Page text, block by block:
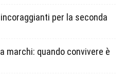
per la seconda
marchi: quando convivere è